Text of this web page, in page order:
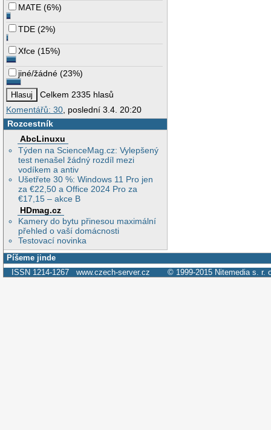
MATE (6%)
TDE (2%)
Xfce (15%)
jiné/žádné (23%)
Celkem 2335 hlasů
Komentářů: 30, poslední 3.4. 20:20
Rozcestník
AbcLinuxu
Týden na ScienceMag.cz: Vylepšený
test nenašel žádný rozdíl mezi
vodíkem a antiv
Ušetřete 30 %: Windows 11 Pro jen
za €22,50 a Office 2024 Pro za
€17,15 – akce B
HDmag.cz
Kamery do bytu přinesou maximální
přehled o vaší domácnosti
Testovací novinka
Píšeme jinde
ISSN 1214-1267 www.czech-server.cz © 1999-2015 Nitemedia s. r.